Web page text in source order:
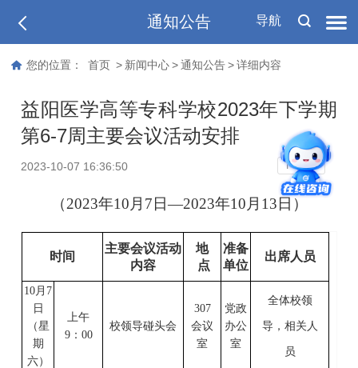
导航
通知公告
您的位置： 首页 > 新闻中心 > 通知公告 > 详细内容
益阳医学高等专科学校2023年下学期
第6-7周主要会议活动安排
2023-10-07 16:36:50 T T
（2023年10 月 7日—2023年10 月 13日）
时间
主要会议活动
内容
地
点
准备
单位
出席人员
10 月 7
日
（星
期
六）
上午
9： 00
校领导碰头会
307
会议
室
党政
办公
室
全体校领
导 ， 相关人
员